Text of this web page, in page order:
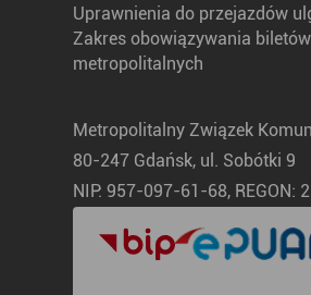
Uprawnienia do przejazdów
Zakres obowiązywania biletów
metropolitalnych
Metropolitalny Związek
80-247 Gdańsk, ul. Sobótki 9
NIP: 957-097-61-68, REGON: